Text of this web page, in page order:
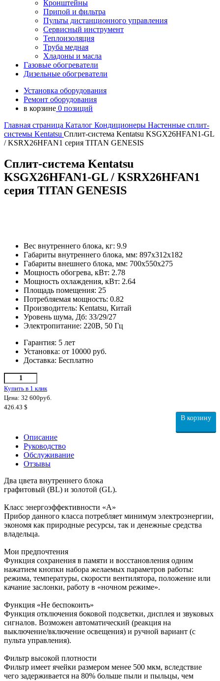
Кронштейны
Припой и фильтра
Пульты дистанционного управления
Сервисный инструмент
Теплоизоляция
Труба медная
Хладоны и масла
Газовые обогреватели
Дизельные обогреватели
Установка оборудования
Ремонт оборудования
в корзине 0 позиций
Главная страница Каталог Кондиционеры Настенные сплит-
системы Kentatsu Сплит-система Kentatsu KSGX26HFAN1-GL
/ KSRX26HFAN1 серия TITAN GENESIS
Сплит-система Kentatsu
KSGX26HFAN1-GL / KSRX26HFAN1
серия TITAN GENESIS
Вес внутреннего блока, кг: 9.9
Габариты внутреннего блока, мм: 897х312х182
Габариты внешнего блока, мм: 700х550х275
Мощность обогрева, кВт: 2.78
Мощность охлаждения, кВт: 2.64
Площадь помещения: 25
Потребляемая мощность: 0.82
Производитель: Kentatsu, Китай
Уровень шума, Дб: 33/29/27
Электропитание: 220В, 50 Гц
Гарантия: 5 лет
Установка: от 10000 руб.
Доставка: Бесплатно
Купить в 1 клик
Цена: 32 600руб.
426.43 $
В корзину
Описание
Руководство
Обслуживание
Отзывы
Два цвета внутреннего блока
графитовый (BL) и золотой (GL).
Класс энергоэффективности «A»
Прибор данного класса потребляет минимум электроэнергии,
экономя как природные ресурсы, так и денежные средства
владельца.
Мои предпочтения
Функция сохранения в памяти и восстановления одним
нажатием кнопки набора желаемых параметров работы:
режима, температуры, скорости вентилятора, положение или
качание заслонки, работу в «ночном режиме».
Функция «Не беспокоить»
Функция отключения боковой подсветки, дисплея и звуковых
сигналов. Возможен автоматический (реакция на
выключение/включение освещения) и ручной вариант (с
пульта управления).
Фильтр высокой плотности
Фильтр имеет ячейки размером менее 500 мкм, вследствие
чего задерживается на 80% больше пыли и пыльцы, чем